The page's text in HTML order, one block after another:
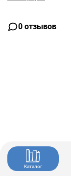
0 отзывов
Каталог